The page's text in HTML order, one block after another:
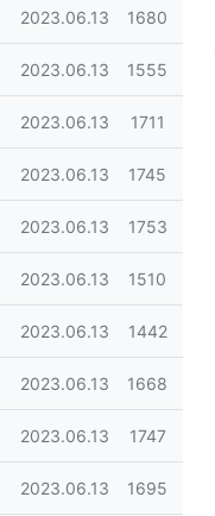
등록일
2023.06.13 조회
1680
등록일
2023.06.13 조회
1555
등록일
2023.06.13 조회
1711
등록일
2023.06.13 조회
1745
등록일
2023.06.13 조회
1753
등록일
2023.06.13 조회
1510
등록일
2023.06.13 조회
1442
등록일
2023.06.13 조회
1668
등록일
2023.06.13 조회
1747
등록일
2023.06.13 조회
1695